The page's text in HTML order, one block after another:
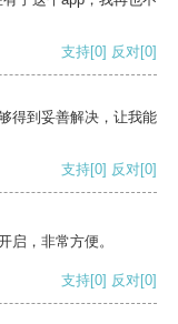
支持[0] 反对[0]
得到妥善解决，让我能
支持[0] 反对[0]
启，非常方便。
支持[0] 反对[0]